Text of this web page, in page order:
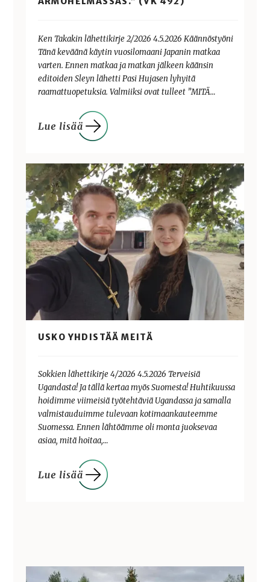
Ken Takakin lähettikirje 2/2026 4.5.2026 Käännöstyöni
Tänä keväänä käytin vuosilomaani Japanin matkaa
varten. Ennen matkaa ja matkan jälkeen käänsin
editoiden Sleyn lähetti Pasi Hujasen lyhyitä
raamattuopetuksia. Valmiiksi ovat tulleet ”MITÄ…
USKO YHDISTÄÄ MEITÄ
Sokkien lähettikirje 4/2026 4.5.2026 Terveisiä
Ugandasta! Ja tällä kertaa myös Suomesta! Huhtikuussa
hoidimme viimeisiä työtehtäviä Ugandassa ja samalla
valmistauduimme tulevaan kotimaankauteemme
Suomessa. Ennen lähtöämme oli monta juoksevaa
asiaa, mitä hoitaa,…